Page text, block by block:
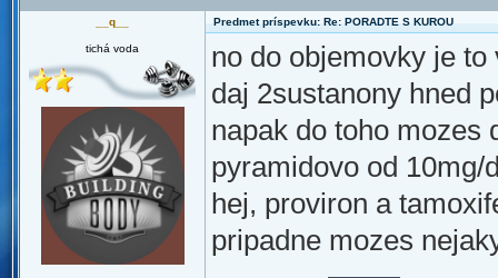
__q__ Predmet príspevku: Re: PORADTE S KUROU
tichá voda
no do objemovky je to
daj 2sustanony hned
napak do toho mozes
pyramidovo od 10mg/
hej, proviron a
pripadne mozes